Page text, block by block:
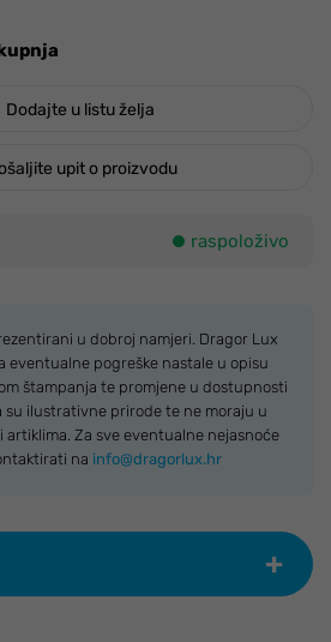
Dodajte u listu želja
upit o proizvodu
raspoloživo
u dobroj namjeri. Dragor Lux
eventualne pogreške nastale u opisu
štampanja te promjene u dostupnosti
su ilustrativne prirode te ne moraju u
Za sve eventualne nejasnoće
na info@dragorlux.hr